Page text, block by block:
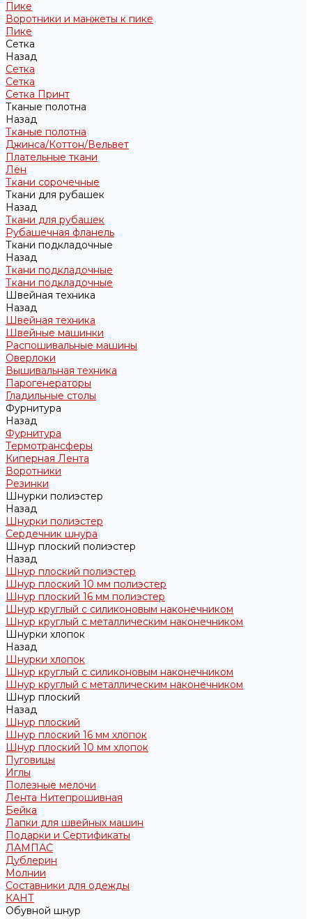
Пике
Воротники и манжеты к пике
Пике
Сетка
Назад
Сетка
Сетка
Сетка Принт
Тканые полотна
Назад
Тканые полотна
Джинса/Коттон/Вельвет
Плательные ткани
Лён
Ткани сорочечные
Ткани для рубашек
Назад
Ткани для рубашек
Рубашечная фланель
Ткани подкладочные
Назад
Ткани подкладочные
Ткани подкладочные
Швейная техника
Назад
Швейная техника
Швейные машинки
Распошивальные машины
Оверлоки
Вышивальная техника
Парогенераторы
Гладильные столы
Фурнитура
Назад
Фурнитура
Термотрансферы
Киперная Лента
Воротники
Резинки
Шнурки полиэстер
Назад
Шнурки полиэстер
Сердечник шнура
Шнур плоский полиэстер
Назад
Шнур плоский полиэстер
Шнур плоский 10 мм полиэстер
Шнур плоский 16 мм полиэстер
Шнур круглый с силиконовым наконечником
Шнур круглый с металлическим наконечником
Шнурки хлопок
Назад
Шнурки хлопок
Шнур круглый с силиконовым наконечником
Шнур круглый с металлическим наконечником
Шнур плоский
Назад
Шнур плоский
Шнур плоский 16 мм хлопок
Шнур плоский 10 мм хлопок
Пуговицы
Иглы
Полезные мелочи
Лента Нитепрошивная
Бейка
Лапки для швейных машин
Подарки и Сертификаты
ЛАМПАС
Дублерин
Молнии
Составники для одежды
КАНТ
Обувной шнур